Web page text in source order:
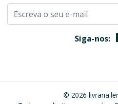
Siga-nos:
© 2026